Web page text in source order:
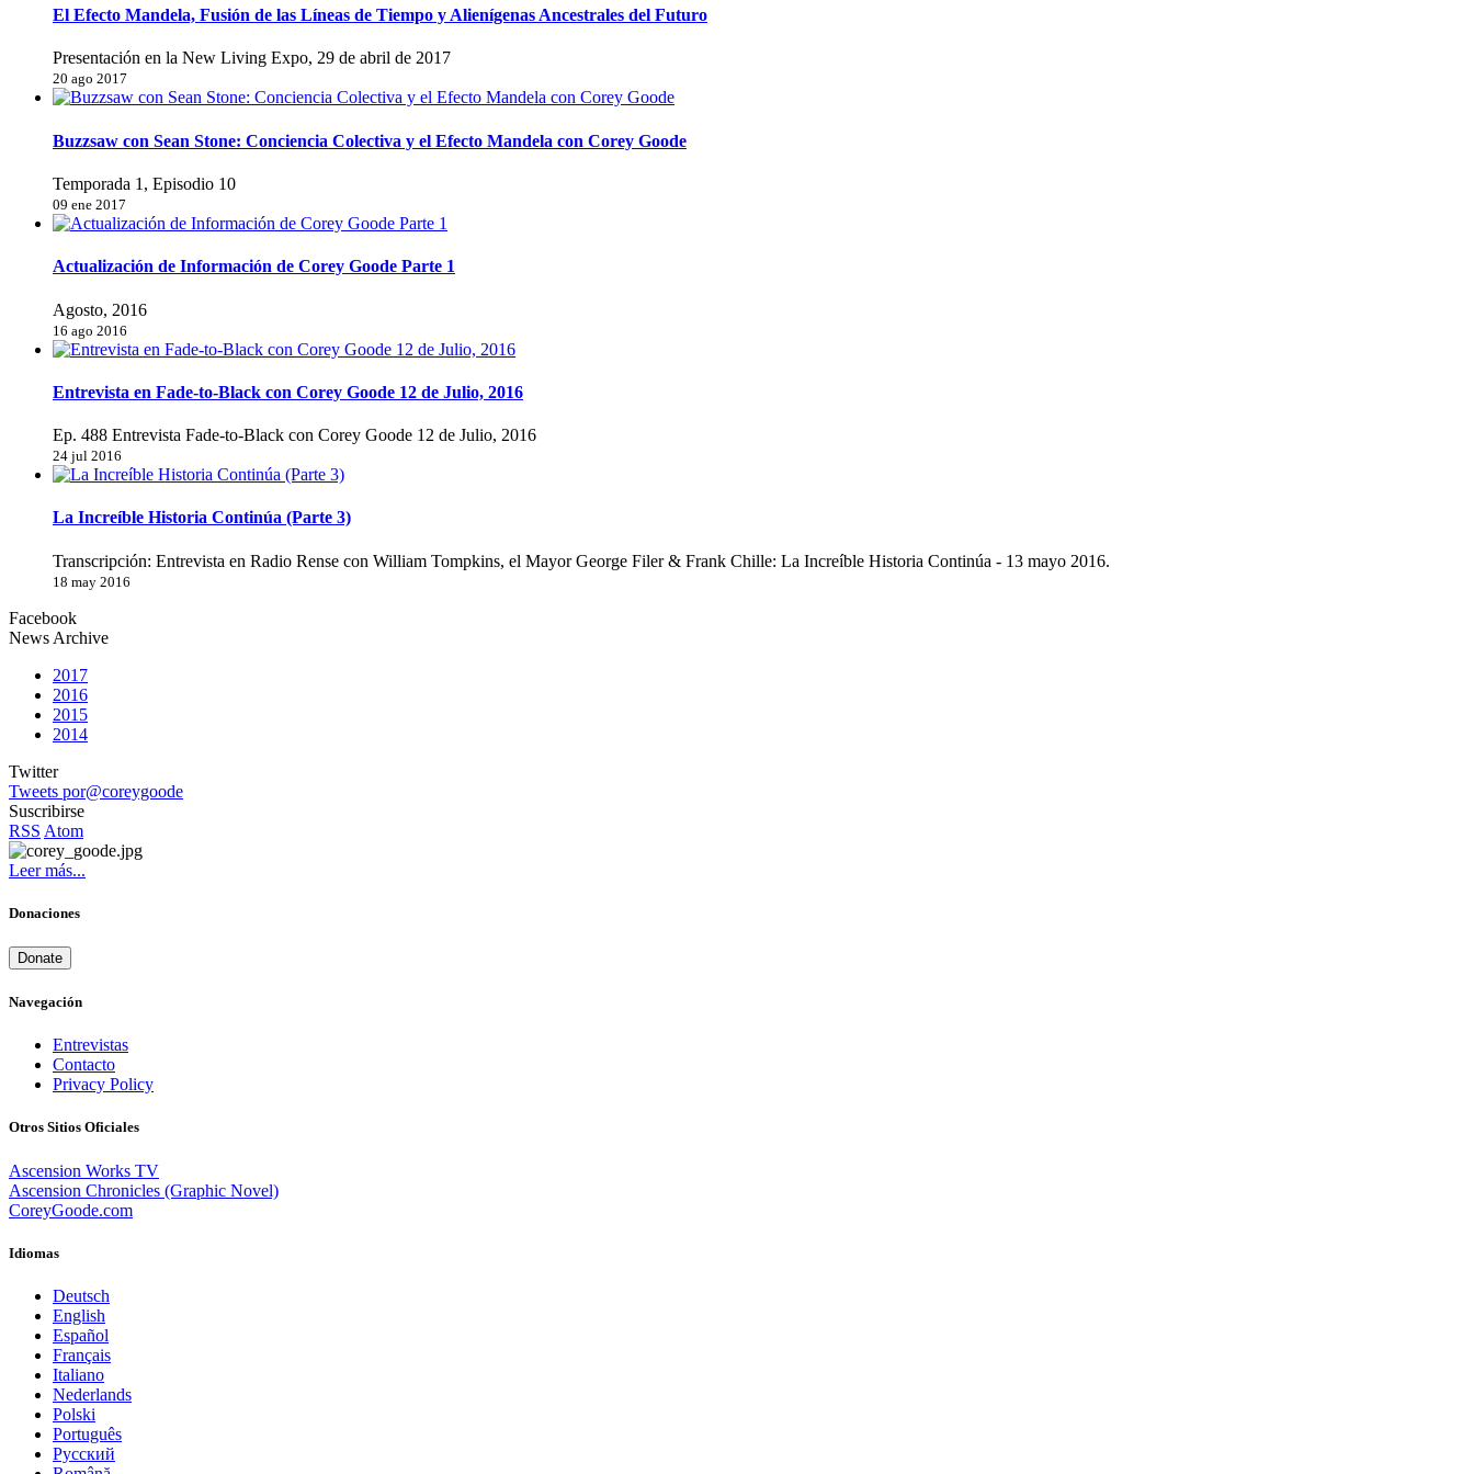
El Efecto Mandela, Fusión de las Líneas de Tiempo y Alienígenas Ancestrales del Futuro
Presentación en la New Living Expo, 29 de abril de 2017
20 ago 2017
Buzzsaw con Sean Stone: Conciencia Colectiva y el Efecto Mandela con Corey Goode
Temporada 1, Episodio 10
09 ene 2017
Actualización de Información de Corey Goode Parte 1
Agosto, 2016
16 ago 2016
Entrevista en Fade-to-Black con Corey Goode 12 de Julio, 2016
Ep. 488 Entrevista Fade-to-Black con Corey Goode 12 de Julio, 2016
24 jul 2016
La Increíble Historia Continúa (Parte 3)
Transcripción: Entrevista en Radio Rense con William Tompkins, el Mayor George Filer & Frank Chille: La Increíble Historia Continúa - 13 mayo 2016.
18 may 2016
Facebook
News Archive
2017
2016
2015
2014
Twitter
Tweets por@coreygoode
Suscribirse
RSS Atom
Leer más...
Donaciones
Donate
Navegación
Entrevistas
Contacto
Privacy Policy
Otros Sitios Oficiales
Ascension Works TV
Ascension Chronicles (Graphic Novel)
CoreyGoode.com
Idiomas
Deutsch
English
Español
Français
Italiano
Nederlands
Polski
Português
Pусский